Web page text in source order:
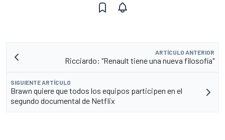
ARTÍCULO ANTERIOR
Ricciardo: "Renault tiene una nueva filosofía"
SIGUIENTE ARTÍCULO
Brawn quiere que todos los equipos participen en el
segundo documental de Netflix